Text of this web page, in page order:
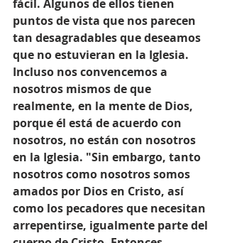
fácil. Algunos de ellos tienen
puntos de vista que nos parecen
tan desagradables que deseamos
que no estuvieran en la Iglesia.
Incluso nos convencemos a
nosotros mismos de que
realmente, en la mente de Dios,
porque él está de acuerdo con
nosotros, no están con nosotros
en la Iglesia. "Sin embargo, tanto
nosotros como nosotros somos
amados por Dios en Cristo, así
como los pecadores que necesitan
arrepentirse, igualmente parte del